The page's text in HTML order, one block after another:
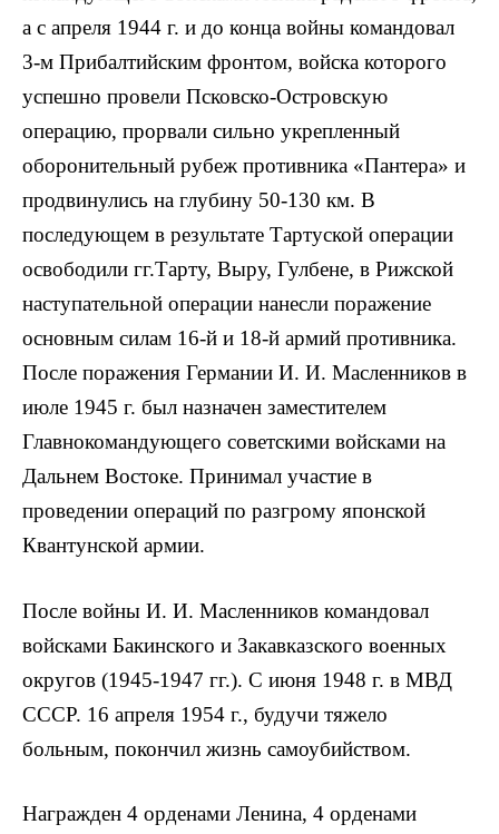
а с апреля 1944 г. и до конца войны командовал
3-м Прибалтийским фронтом, войска которого
успешно провели Псковско-Островскую
операцию, прорвали сильно укрепленный
оборонительный рубеж противника «Пантера» и
продвинулись на глубину 50-130 км. В
последующем в результате Тартуской операции
освободили гг.Тарту, Выру, Гулбене, в Рижской
наступательной операции нанесли поражение
основным силам 16-й и 18-й армий противника.
После поражения Германии И. И. Масленников в
июле 1945 г. был назначен заместителем
Главнокомандующего советскими войсками на
Дальнем Востоке. Принимал участие в
проведении операций по разгрому японской
Квантунской армии.
После войны И. И. Масленников командовал
войсками Бакинского и Закавказского военных
округов (1945-1947 гг.). С июня 1948 г. в МВД
СССР. 16 апреля 1954 г., будучи тяжело
больным, покончил жизнь самоубийством.
Награжден 4 орденами Ленина, 4 орденами